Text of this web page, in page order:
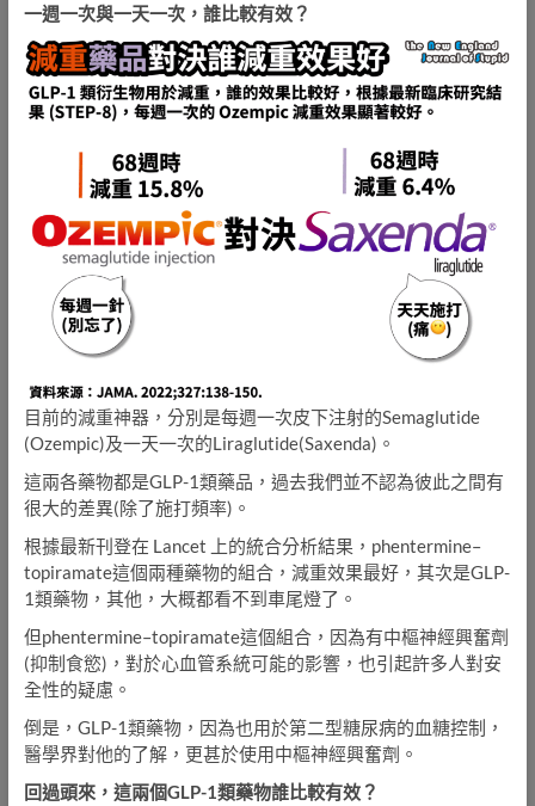
一週一次與一天一次，誰比較有效？
目前的減重神器，分別是每週一次皮下注射的Semaglutide
(Ozempic)及一天一次的Liraglutide(Saxenda)。
這兩各藥物都是GLP-1類藥品，過去我們並不認為彼此之間有
很大的差異(除了施打頻率)。
根據最新刊登在 Lancet 上的統合分析結果，phentermine–
topiramate這個兩種藥物的組合，減重效果最好，其次是GLP-
1類藥物，其他，大概都看不到車尾燈了。
但phentermine–topiramate這個組合，因為有中樞神經興奮劑
(抑制食慾)，對於心血管系統可能的影響，也引起許多人對安
全性的疑慮。
倒是，GLP-1類藥物，因為也用於第二型糖尿病的血糖控制，
醫學界對他的了解，更甚於使用中樞神經興奮劑。
回過頭來，這兩個GLP-1類藥物誰比較有效？